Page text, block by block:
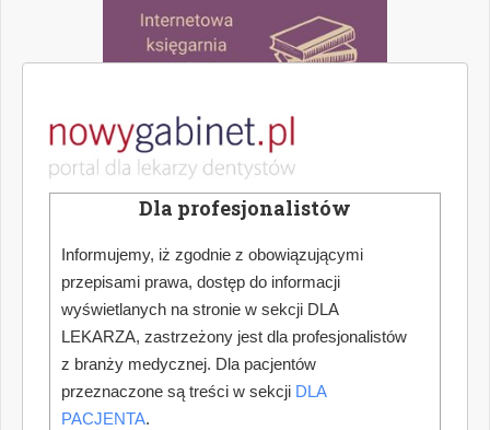
Dla profesjonalistów
Informujemy, iż zgodnie z obowiązującymi
przepisami prawa, dostęp do informacji
wyświetlanych na stronie w sekcji DLA
LEKARZA, zastrzeżony jest dla profesjonalistów
z branży medycznej. Dla pacjentów
przeznaczone są treści w sekcji DLA
PACJENTA.